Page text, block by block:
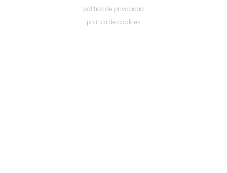
política de privacidad
política de cookies